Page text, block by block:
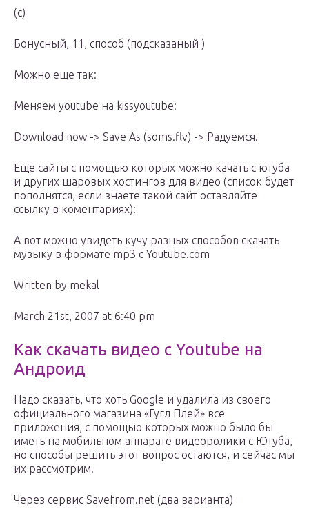
(c)
Бонусный, 11, способ (подсказаный )
Можно еще так:
Меняем youtube на kissyoutube:
Download now -> Save As (soms.flv) -> Радуемся.
Еще сайты с помощью которых можно качать с ютуба
и других шаровых хостингов для видео (список будет
пополнятся, если знаете такой сайт оставляйте
ссылку в коментариях):
А вот можно увидеть кучу разных способов скачать
музыку в формате mp3 с Youtube.com
Written by mekal
March 21st, 2007 at 6:40 pm
Как скачать видео с Youtube на
Андроид
Надо сказать, что хоть Google и удалила из своего
официального магазина «Гугл Плей» все
приложения, с помощью которых можно было бы
иметь на мобильном аппарате видеоролики с Ютуба,
но способы решить этот вопрос остаются, и сейчас мы
их рассмотрим.
Через сервис Savefrom.net (два варианта)